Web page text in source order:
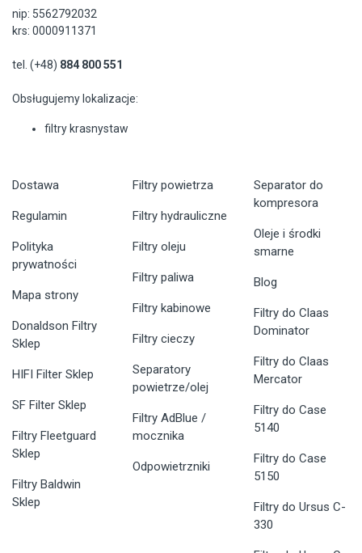
nip: 5562792032
krs: 0000911371
tel. (+48) 884 800 551
Obsługujemy lokalizacje:
filtry krasnystaw
Dostawa
Regulamin
Polityka
prywatności
Mapa strony
Donaldson Filtry
Sklep
HIFI Filter Sklep
SF Filter Sklep
Filtry Fleetguard
Sklep
Filtry Baldwin
Sklep
Filtry powietrza
Filtry hydrauliczne
Filtry oleju
Filtry paliwa
Filtry kabinowe
Filtry cieczy
Separatory
powietrze/olej
Filtry AdBlue /
mocznika
Odpowietrzniki
Separator do
kompresora
Oleje i środki
smarne
Blog
Filtry do Claas
Dominator
Filtry do Claas
Mercator
Filtry do Case
5140
Filtry do Case
5150
Filtry do Ursus C-
330